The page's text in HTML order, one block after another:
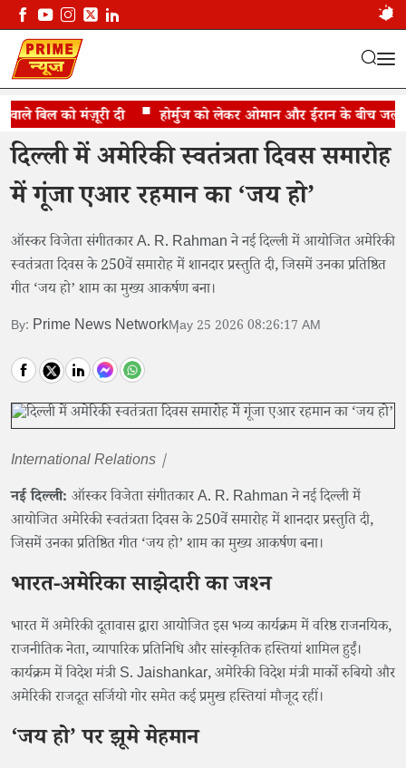
बिल को मंज़ूरी दी होर्मुज को लेकर ओमान और ईरान के बीच जल्द
दिल्ली: अमेरिकी स्वतंत्रता दिवस पर गूंजा ‘जय हो’
दिल्ली में अमेरिकी स्वतंत्रता दिवस समारोह
में गूंजा एआर रहमान का ‘जय हो’
ऑस्कर विजेता संगीतकार A. R. Rahman ने नई दिल्ली में आयोजित अमेरिकी
स्वतंत्रता दिवस के 250वें समारोह में शानदार प्रस्तुति दी, जिसमें उनका प्रतिष्ठित
गीत ‘जय हो’ शाम का मुख्य आकर्षण बना।
By: Prime News NetworkMay 25 2026 08:26:17 AM
International Relations |
नई दिल्ली: ऑस्कर विजेता संगीतकार A. R. Rahman ने नई दिल्ली में
आयोजित अमेरिकी स्वतंत्रता दिवस के 250वें समारोह में शानदार प्रस्तुति दी,
जिसमें उनका प्रतिष्ठित गीत ‘जय हो’ शाम का मुख्य आकर्षण बना।
भारत-अमेरिका साझेदारी का जश्न
भारत में अमेरिकी दूतावास द्वारा आयोजित इस भव्य कार्यक्रम में वरिष्ठ राजनयिक,
राजनीतिक नेता, व्यापारिक प्रतिनिधि और सांस्कृतिक हस्तियां शामिल हुईं।
कार्यक्रम में विदेश मंत्री S. Jaishankar, अमेरिकी विदेश मंत्री मार्को रुबियो और
अमेरिकी राजदूत सर्जियो गोर समेत कई प्रमुख हस्तियां मौजूद रहीं।
‘जय हो’ पर झूमे मेहमान